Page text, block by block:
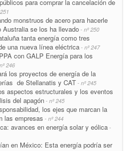
para comprar la cancelación de
monstruos de acero para hacerle
Australia se los ha llevado - nº 250
tanta energía como tres
una nueva línea eléctrica - nº 247
con GALP Energía para los
246
los proyectos de energía de la
de Stellanatis y CAT - nº 245
aspectos estructurales y los eventos
del apagón - nº 245
los ejes que marcan la
las empresas - nº 244
avances en energía solar y eólica -
en México: Esta energía podría ser